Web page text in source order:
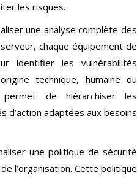
les risques.
une analyse complète des
chaque équipement de
identifier les vulnérabilités
technique, humaine ou
permet de hiérarchiser les
d’action adaptées aux besoins
une politique de sécurité
l’organisation. Cette politique